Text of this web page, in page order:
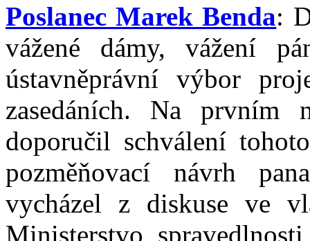
Poslanec Marek Benda:
vážené dámy, vážení
ústavněprávní výbor
zasedáních. Na prvním
doporučil schválení
pozměňovací návrh
vycházel z diskuse ve
Ministerstvo